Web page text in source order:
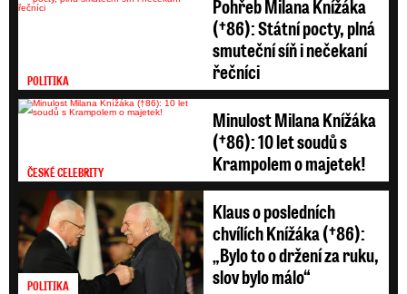
POLITIKA
Pohřeb Milana Knížáka
(†86): Státní pocty, plná
smuteční síň i nečekaní
řečníci
ČESKÉ CELEBRITY
Minulost Milana Knížáka
(†86): 10 let soudů s
Krampolem o majetek!
POLITIKA
Klaus o posledních
chvílích Knížáka (†86):
„Bylo to o držení za ruku,
slov bylo málo“